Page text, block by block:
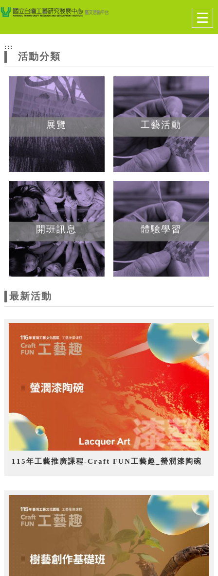
網
站
主
題
跳到主要內容
網站導覽
:::
活動分類
展覽 工藝活動
開班訊息 體驗學習
最新活動
115年工藝推廣課程-Craft FUN工藝趣_螢潤漆陶碗